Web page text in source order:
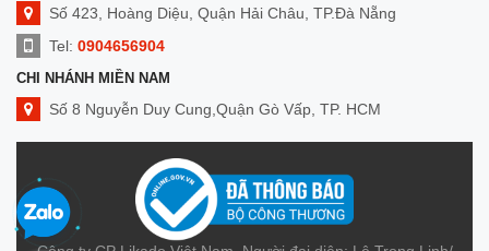
Số 423, Hoàng Diệu, Quận Hải Châu, TP.Đà Nẵng
Tel: 0904656904
CHI NHÁNH MIỀN NAM
Số 8 Nguyễn Duy Cung,Quận Gò Vấp, TP. HCM
Tel:0909014299